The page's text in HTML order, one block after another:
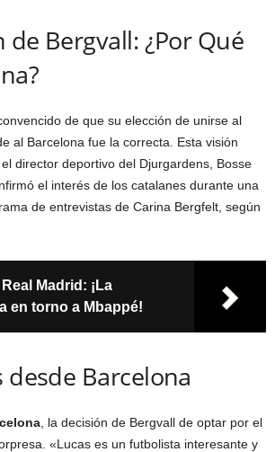
de Bergvall: ¿Por Qué
de que su elección de unirse al
al Barcelona fue la correcta. Esta visión
director deportivo del Djurgardens, Bosse
el interés de los catalanes durante una
de entrevistas de Carina Bergfelt, según
Real Madrid: ¡La
en torno a Mbappé!
desde Barcelona
, la decisión de Bergvall de optar por el
«Lucas es un futbolista interesante y